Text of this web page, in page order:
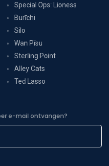
Special Ops: Lioness
Burīchi
Silo
Wan Pīsu
Sterling Point
Alley Cats
Ted Lasso
e-mail ontvangen?